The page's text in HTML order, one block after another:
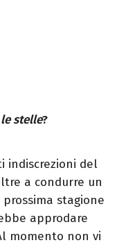
stelle?
indiscrezioni del
a condurre un
stagione
approdare
momento non vi